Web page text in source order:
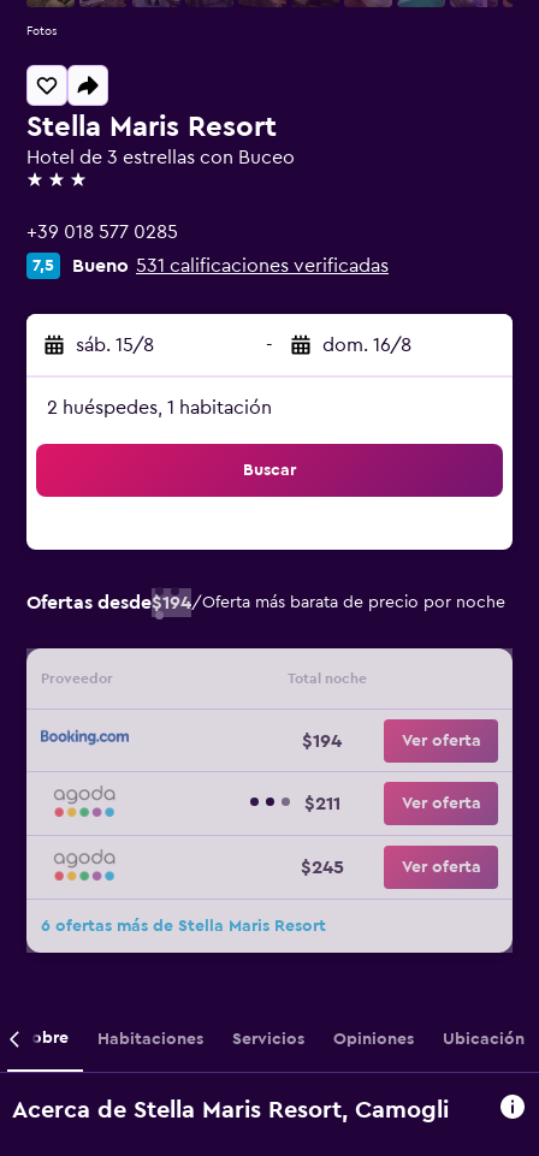
Stella Maris Resort
Hotel de 3 estrellas con Buceo
3 estrellas
+39 018 577 0285
7,5 Bueno 531 calificaciones verificadas
sáb. 15/8 - dom. 16/8
2 huéspedes, 1 habitación
Buscar
Ofertas desde$194/Oferta más barata de precio por noche
Proveedor Total noche
$194 Ver oferta
$211 Ver oferta
$245 Ver oferta
6 ofertas más de Stella Maris Resort
Fotos
Sobre Habitaciones Servicios Opiniones Ubicación
Acerca de Stella Maris Resort, Camogli